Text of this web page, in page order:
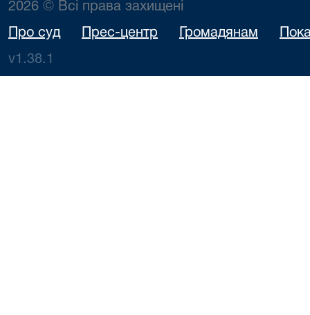
2026 © Всі права захищені
Про суд Прес-центр Громадянам
v1.38.1